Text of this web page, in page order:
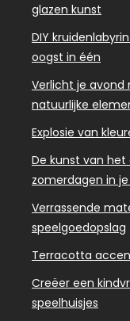
glazen kunst
DIY
oogst in één
Verlicht je avond
natuurlijke
Explosie van
De kunst van
zomerdagen in
Verrassende
speelgoedopslag
Terracotta
Creëer een
speelhuisjes